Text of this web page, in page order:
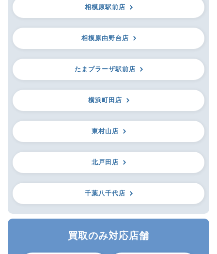
相模原駅前店
相模原由野台店
たまプラーザ駅前店
横浜町田店
東村山店
北戸田店
千葉八千代店
買取のみ対応店舗